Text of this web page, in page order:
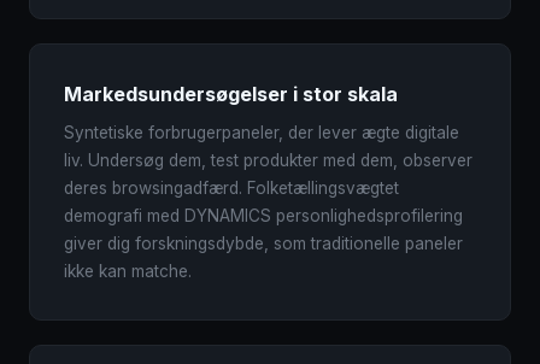
Markedsundersøgelser i stor skala
Syntetiske forbrugerpaneler, der lever ægte digitale
liv. Undersøg dem, test produkter med dem, observer
deres browsingadfærd. Folketællingsvægtet
demografi med DYNAMICS personlighedsprofilering
giver dig forskningsdybde, som traditionelle paneler
ikke kan matche.